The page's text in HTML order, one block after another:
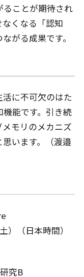
ことが期待され
くなる「認知
がる成果です。
に不可欠のはた
能です。引き続
モリのメカニズ
います。（渡邉
（日本時間）
究B